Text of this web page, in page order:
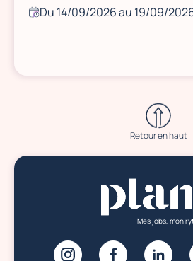
Du 14/09/2026 au 19/09/
Retour en haut
Mes jobs, mon